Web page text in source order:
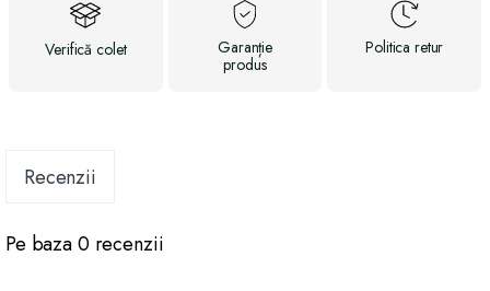
Verificăcolet
Garanție
produs
Politicaretur
Recenzii
Pe baza 0 recenzii